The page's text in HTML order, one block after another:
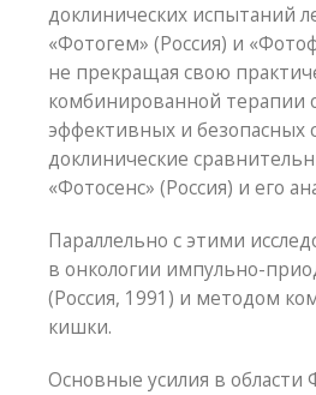
доклинических испытаний
«Фотогем» (Россия) и
не прекращая свою
комбинированной терапии
эффективных и безопасных
доклинические
«Фотосенс» (Россия) и его
Параллельно с этими
в онкологии импульно-
(Россия, 1991) и методом
кишки.
Основные усилия в